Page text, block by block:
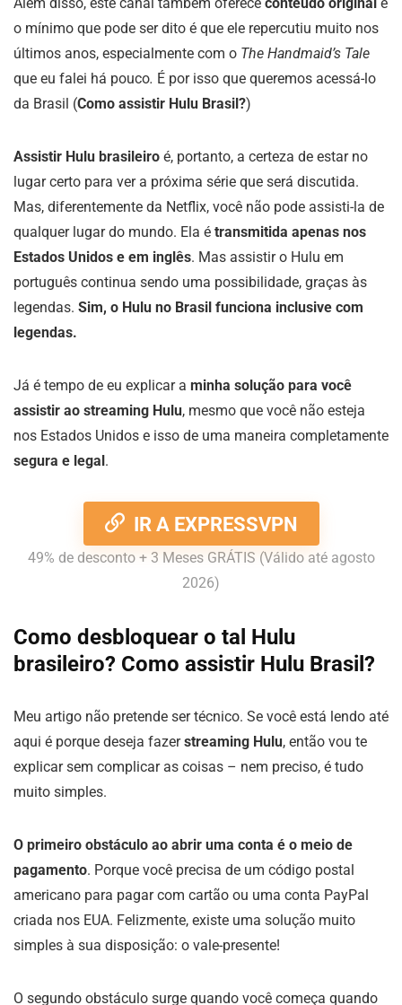
o mínimo que pode ser dito é que ele repercutiu muito nos
últimos anos, especialmente com o The Handmaid’s Tale
que eu falei há pouco. É por isso que queremos acessá-lo
da Brasil (Como assistir Hulu Brasil?)
Assistir Hulu brasileiro é, portanto, a certeza de estar no
lugar certo para ver a próxima série que será discutida.
Mas, diferentemente da Netflix, você não pode assisti-la de
qualquer lugar do mundo. Ela é transmitida apenas nos
Estados Unidos e em inglês. Mas assistir o Hulu em
português continua sendo uma possibilidade, graças às
legendas. Sim, o Hulu no Brasil funciona inclusive com
legendas.
Já é tempo de eu explicar a minha solução para você
assistir ao streaming Hulu, mesmo que você não esteja
nos Estados Unidos e isso de uma maneira completamente
segura e legal.
IR A EXPRESSVPN
49% de desconto + 3 Meses GRÁTIS (Válido até agosto
2026)
Como desbloquear o tal Hulu
brasileiro? Como assistir Hulu Brasil?
Meu artigo não pretende ser técnico. Se você está lendo até
aqui é porque deseja fazerstreaming Hulu, então vou te
explicar sem complicar as coisas – nem preciso, é tudo
muito simples.
O primeiro obstáculo ao abrir uma conta é o meio de
pagamento. Porque você precisa de um código postal
americano para pagar com cartão ou uma conta PayPal
criada nos EUA. Felizmente, existe uma solução muito
simples à sua disposição: o vale-presente!
O segundo obstáculo surge quando você começa quando